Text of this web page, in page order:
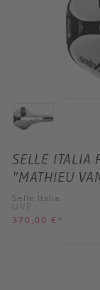
SELLE ITALIA
"MATHIEU
Selle Italia
UVP
370,00 € *